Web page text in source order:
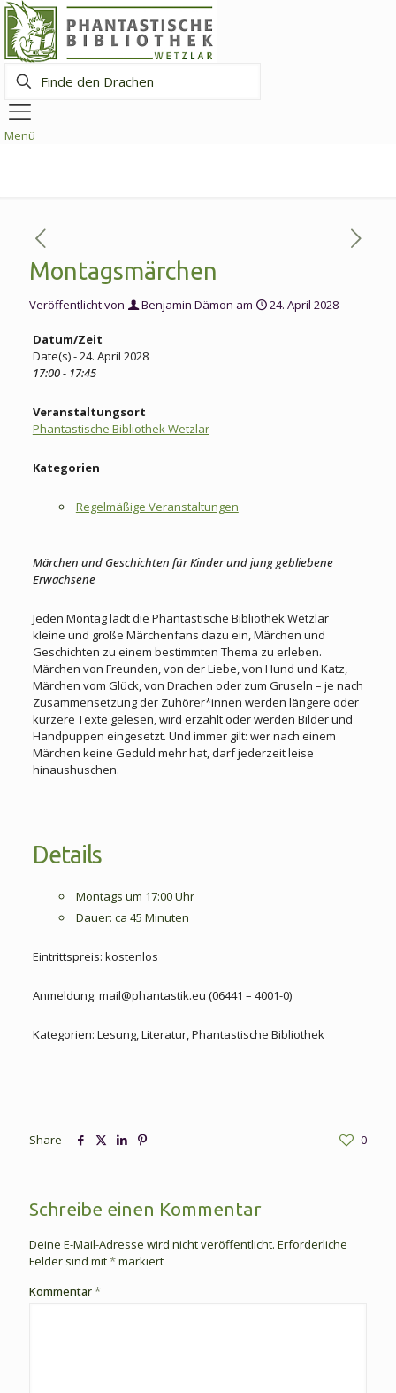
den
Drachen
Menü
Montagsmärchen
Veröffentlicht von Benjamin Dämon am 24. April 2028
Datum/Zeit
Date(s) - 24. April 2028
17:00 - 17:45
Veranstaltungsort
Phantastische Bibliothek Wetzlar
Kategorien
Regelmäßige Veranstaltungen
Märchen und Geschichten für Kinder und jung gebliebene
Erwachsene
Jeden Montag lädt die Phantastische Bibliothek Wetzlar
kleine und große Märchenfans dazu ein, Märchen und
Geschichten zu einem bestimmten Thema zu erleben.
Märchen von Freunden, von der Liebe, von Hund und Katz,
Märchen vom Glück, von Drachen oder zum Gruseln – je nach
Zusammensetzung der Zuhörer*innen werden längere oder
kürzere Texte gelesen, wird erzählt oder werden Bilder und
Handpuppen eingesetzt. Und immer gilt: wer nach einem
Märchen keine Geduld mehr hat, darf jederzeit leise
hinaushuschen.
Details
Montags um 17:00 Uhr
Dauer: ca 45 Minuten
Eintrittspreis: kostenlos
Anmeldung: mail@phantastik.eu (06441 – 4001-0)
Kategorien: Lesung, Literatur, Phantastische Bibliothek
Share 0
Schreibe einen Kommentar
Deine E-Mail-Adresse wird nicht veröffentlicht. Erforderliche
Felder sind mit*markiert
Kommentar*